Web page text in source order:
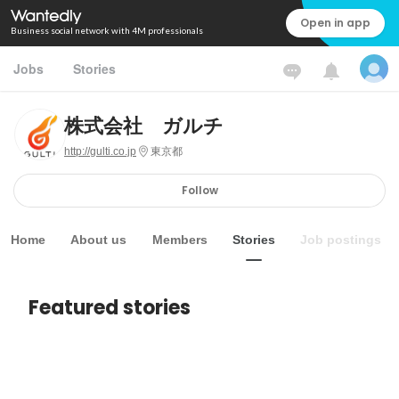
Business social network with 4M professionals Open in app
Jobs Stories
株式会社 ガルチ
http://gulti.co.jp 東京都
Follow
Home About us Members Stories Job postings
Featured stories